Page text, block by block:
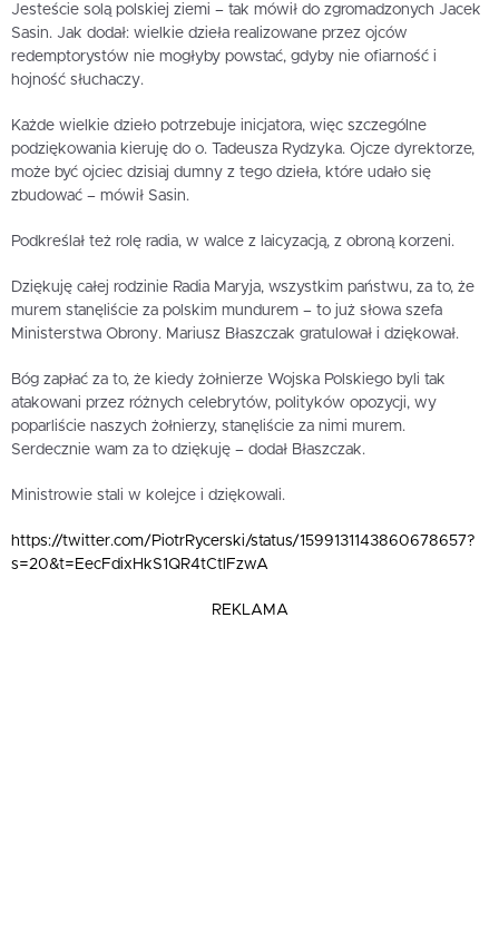
Jesteście solą polskiej ziemi – tak mówił do zgromadzonych Jacek
Sasin. Jak dodał: wielkie dzieła realizowane przez ojców
redemptorystów nie mogłyby powstać, gdyby nie ofiarność i
hojność słuchaczy.
Każde wielkie dzieło potrzebuje inicjatora, więc szczególne
podziękowania kieruję do o. Tadeusza Rydzyka. Ojcze dyrektorze,
może być ojciec dzisiaj dumny z tego dzieła, które udało się
zbudować – mówił Sasin.
Podkreślał też rolę radia, w walce z laicyzacją, z obroną korzeni.
Dziękuję całej rodzinie Radia Maryja, wszystkim państwu, za to, że
murem stanęliście za polskim mundurem – to już słowa szefa
Ministerstwa Obrony. Mariusz Błaszczak gratulował i dziękował.
Bóg zapłać za to, że kiedy żołnierze Wojska Polskiego byli tak
atakowani przez różnych celebrytów, polityków opozycji, wy
poparliście naszych żołnierzy, stanęliście za nimi murem.
Serdecznie wam za to dziękuję – dodał Błaszczak.
Ministrowie stali w kolejce i dziękowali.
https://twitter.com/PiotrRycerski/status/1599131143860678657?
s=20&t=EecFdixHkS1QR4tCtlFzwA
REKLAMA